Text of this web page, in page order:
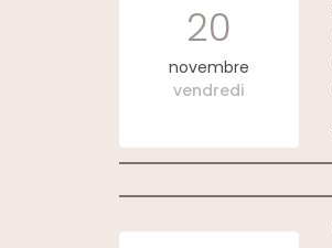
20
novembre
vendredi